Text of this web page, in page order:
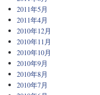
2011年5月
2011年4月
2010年12月
2010年11月
2010年10月
2010年9月
2010年8月
2010年7月